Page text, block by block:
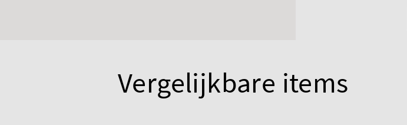
Vergelijkbare items